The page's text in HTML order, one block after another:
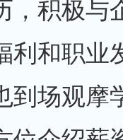
，积极与
利和职业
到场观摩